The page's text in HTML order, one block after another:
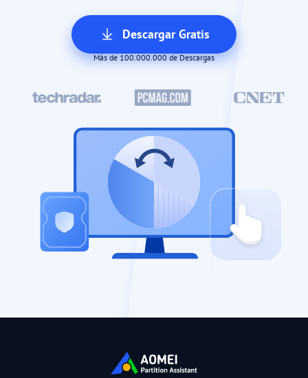
Descargar Gratis
Más de 100.000.000 de Descargas